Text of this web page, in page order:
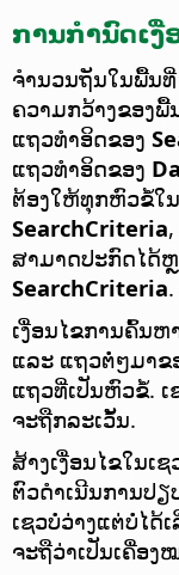
ການກຳນົດເ
ຈຳນວນຖັນໃນພື້ນທີ່
ຄວາມກວ້າງຂອງພື້
ແຖວທຳອິດຂອງ
ແຖວທຳອິດຂອງ
ຕ້ອງໃຫ້ທຸກຫົວຂໍ້ໃນ
SearchCriteria
ສາມາດປະກົດໄດ້
SearchCriteria.
ເງື່ອນໄຂການຄົ້ນຫ
ແລະ ແຖວຕໍ່ໆມາຂ
ແຖວທີ່ເປັນຫົວຂໍ້.
ຈະຖືກລະເວັ້ນ.
ສ້າງເງື່ອນໄຂໃນເ
ຕົວດຳເນີນການປຽ
ເຊວບໍ່ວ່າງແຕ່ບໍ່ໄດ້
ຈະຖືວ່າເປັນເຄື່ອງ